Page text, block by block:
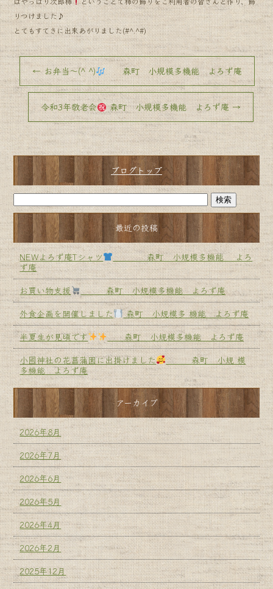
りつけました♪
とてもすてきに出来あがりました(#^.^#)
←お弁当〜(^ ^) 森町 小規模多機能 よろず庵
令和3年敬老会 森町 小規模多機能 よろず庵→
ブログトップ
最近の投稿
NEWよろず庵Tシャツ
森町 小規模多機能 よろ
ず庵
お買い物支援
森町 小規模多機能 よろず庵
外食企画を開催しました
森町 小規模多 機能 よろず庵
半夏生が見頃です
森町 小規模多機能 よろず庵
小國神社の花菖蒲園に出掛けました
森町 小規 模
多機能 よろず庵
アーカイブ
2026年8月
2026年7月
2026年6月
2026年5月
2026年4月
2026年2月
2025年12月